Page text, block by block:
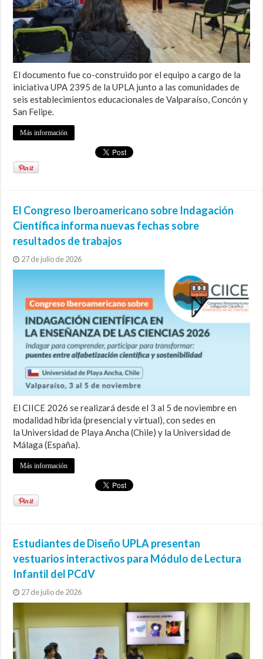
El documento fue co-construido por el equipo a cargo de la
iniciativa UPA 2395 de la UPLA junto a las comunidades de
seis establecimientos educacionales de Valparaíso, Concón y
San Felipe.
Más información
El Congreso Iberoamericano sobre Indagación
Científica informa nuevas fechas sobre
resultados de trabajos
27 de julio de 2026
El CIICE 2026 se realizará desde el 3 al 5 de noviembre en
modalidad híbrida (presencial y virtual), con sedes en
la Universidad de Playa Ancha (Chile) y la Universidad de
Málaga (España).
Más información
Estudiantes de Diseño UPLA presentan
vestuarios interactivos para Módulo de Lectura
Infantil del PCdV
27 de julio de 2026